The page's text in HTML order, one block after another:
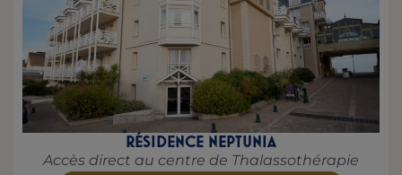
RÉSIDENCE NEPTUNIA
Accès direct au centre de Thalassothérapie